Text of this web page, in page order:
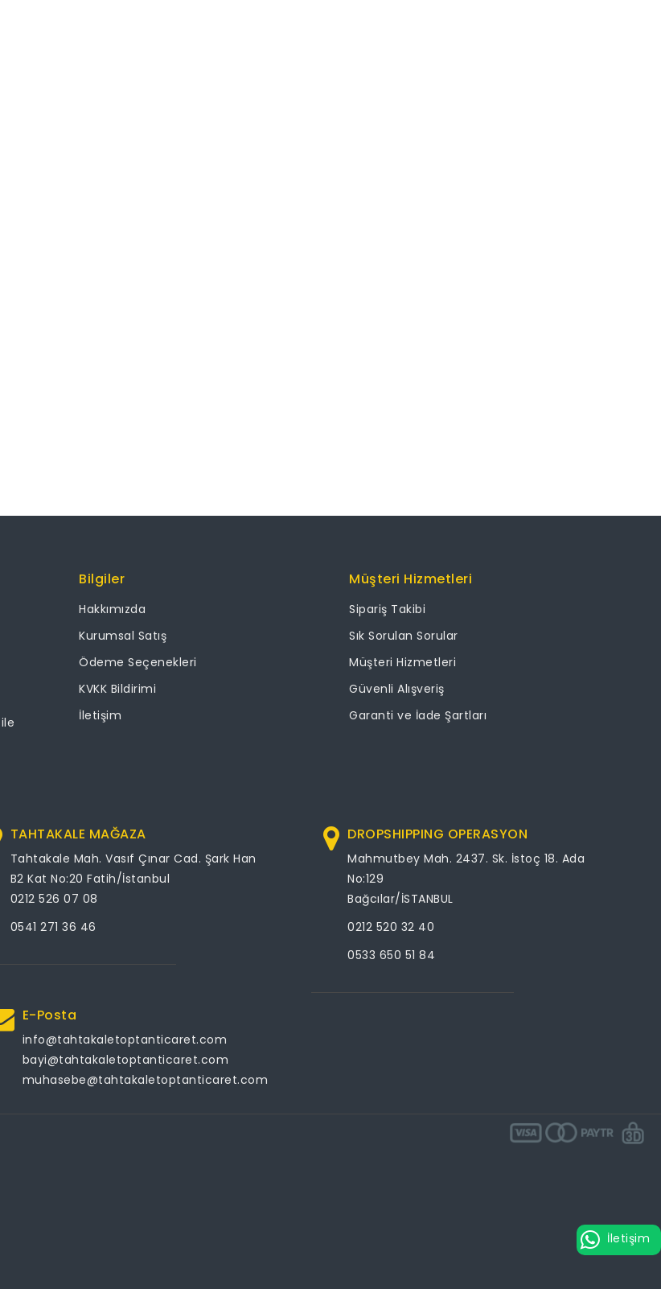
Bilgiler
Hakkımızda
Kurumsal Satış
Ödeme Seçenekleri
KVKK Bildirimi
İletişim
Müşteri Hizmetleri
Sipariş Takibi
Sık Sorulan Sorular
Müşteri Hizmetleri
Güvenli Alışveriş
Garanti ve İade Şartları
TAHTAKALE MAĞAZA
Tahtakale Mah. Vasıf Çınar Cad. Şark Han
B2 Kat No:20 Fatih/İstanbul
0212 526 07 08
0541 271 36 46
DROPSHIPPING OPERASYON
Mahmutbey Mah. 2437. Sk. İstoç 18. Ada
No:129
Bağcılar/İSTANBUL
0212 520 32 40
0533 650 51 84
E-Posta
info@tahtakaletoptanticaret.com
bayi@tahtakaletoptanticaret.com
muhasebe@tahtakaletoptanticaret.com
İletişim